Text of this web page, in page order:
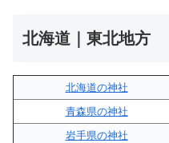
北海道｜東北地方
北海道の神社
青森県の神社
岩手県の神社